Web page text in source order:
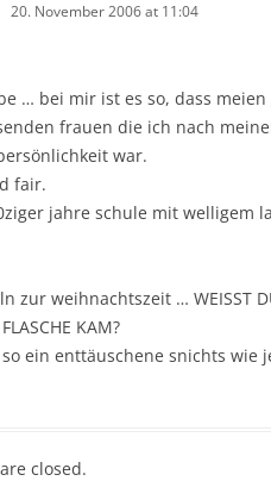
20. November 2006 at 11:04
… bei mir ist es so, dass
frauen die ich nach
war.
fair.
jahre schule mit welligem
zur weihnachtszeit … WEISST
KAM?
ein enttäuschene snichts wie
closed.